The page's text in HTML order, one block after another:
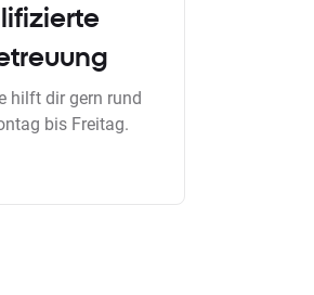
hilft dir gern rund
bis Freitag.